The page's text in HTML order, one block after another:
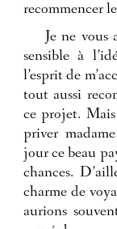
recommencer
Je ne
sensible à
l’esprit de
tout aussi
ce projet. Mais
priver
jour ce beau
chances.
charme de
aurions